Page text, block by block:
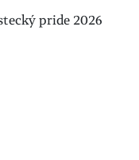
pride 2026